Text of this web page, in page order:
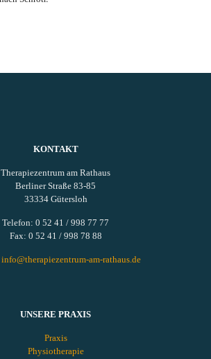
KONTAKT
Therapiezentrum am Rathaus
Berliner Straße 83-85
33334 Gütersloh
Telefon: 0 52 41 / 998 77 77
Fax: 0 52 41 / 998 78 88
info@therapiezentrum-am-rathaus.de
UNSERE PRAXIS
Praxis
Physiotherapie